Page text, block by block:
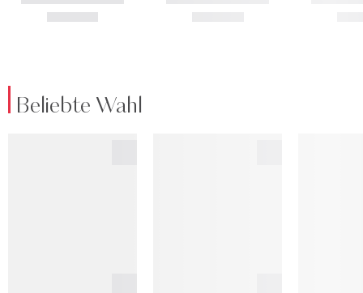
Beliebte Wahl